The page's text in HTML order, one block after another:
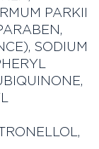
PARKII
SODIUM